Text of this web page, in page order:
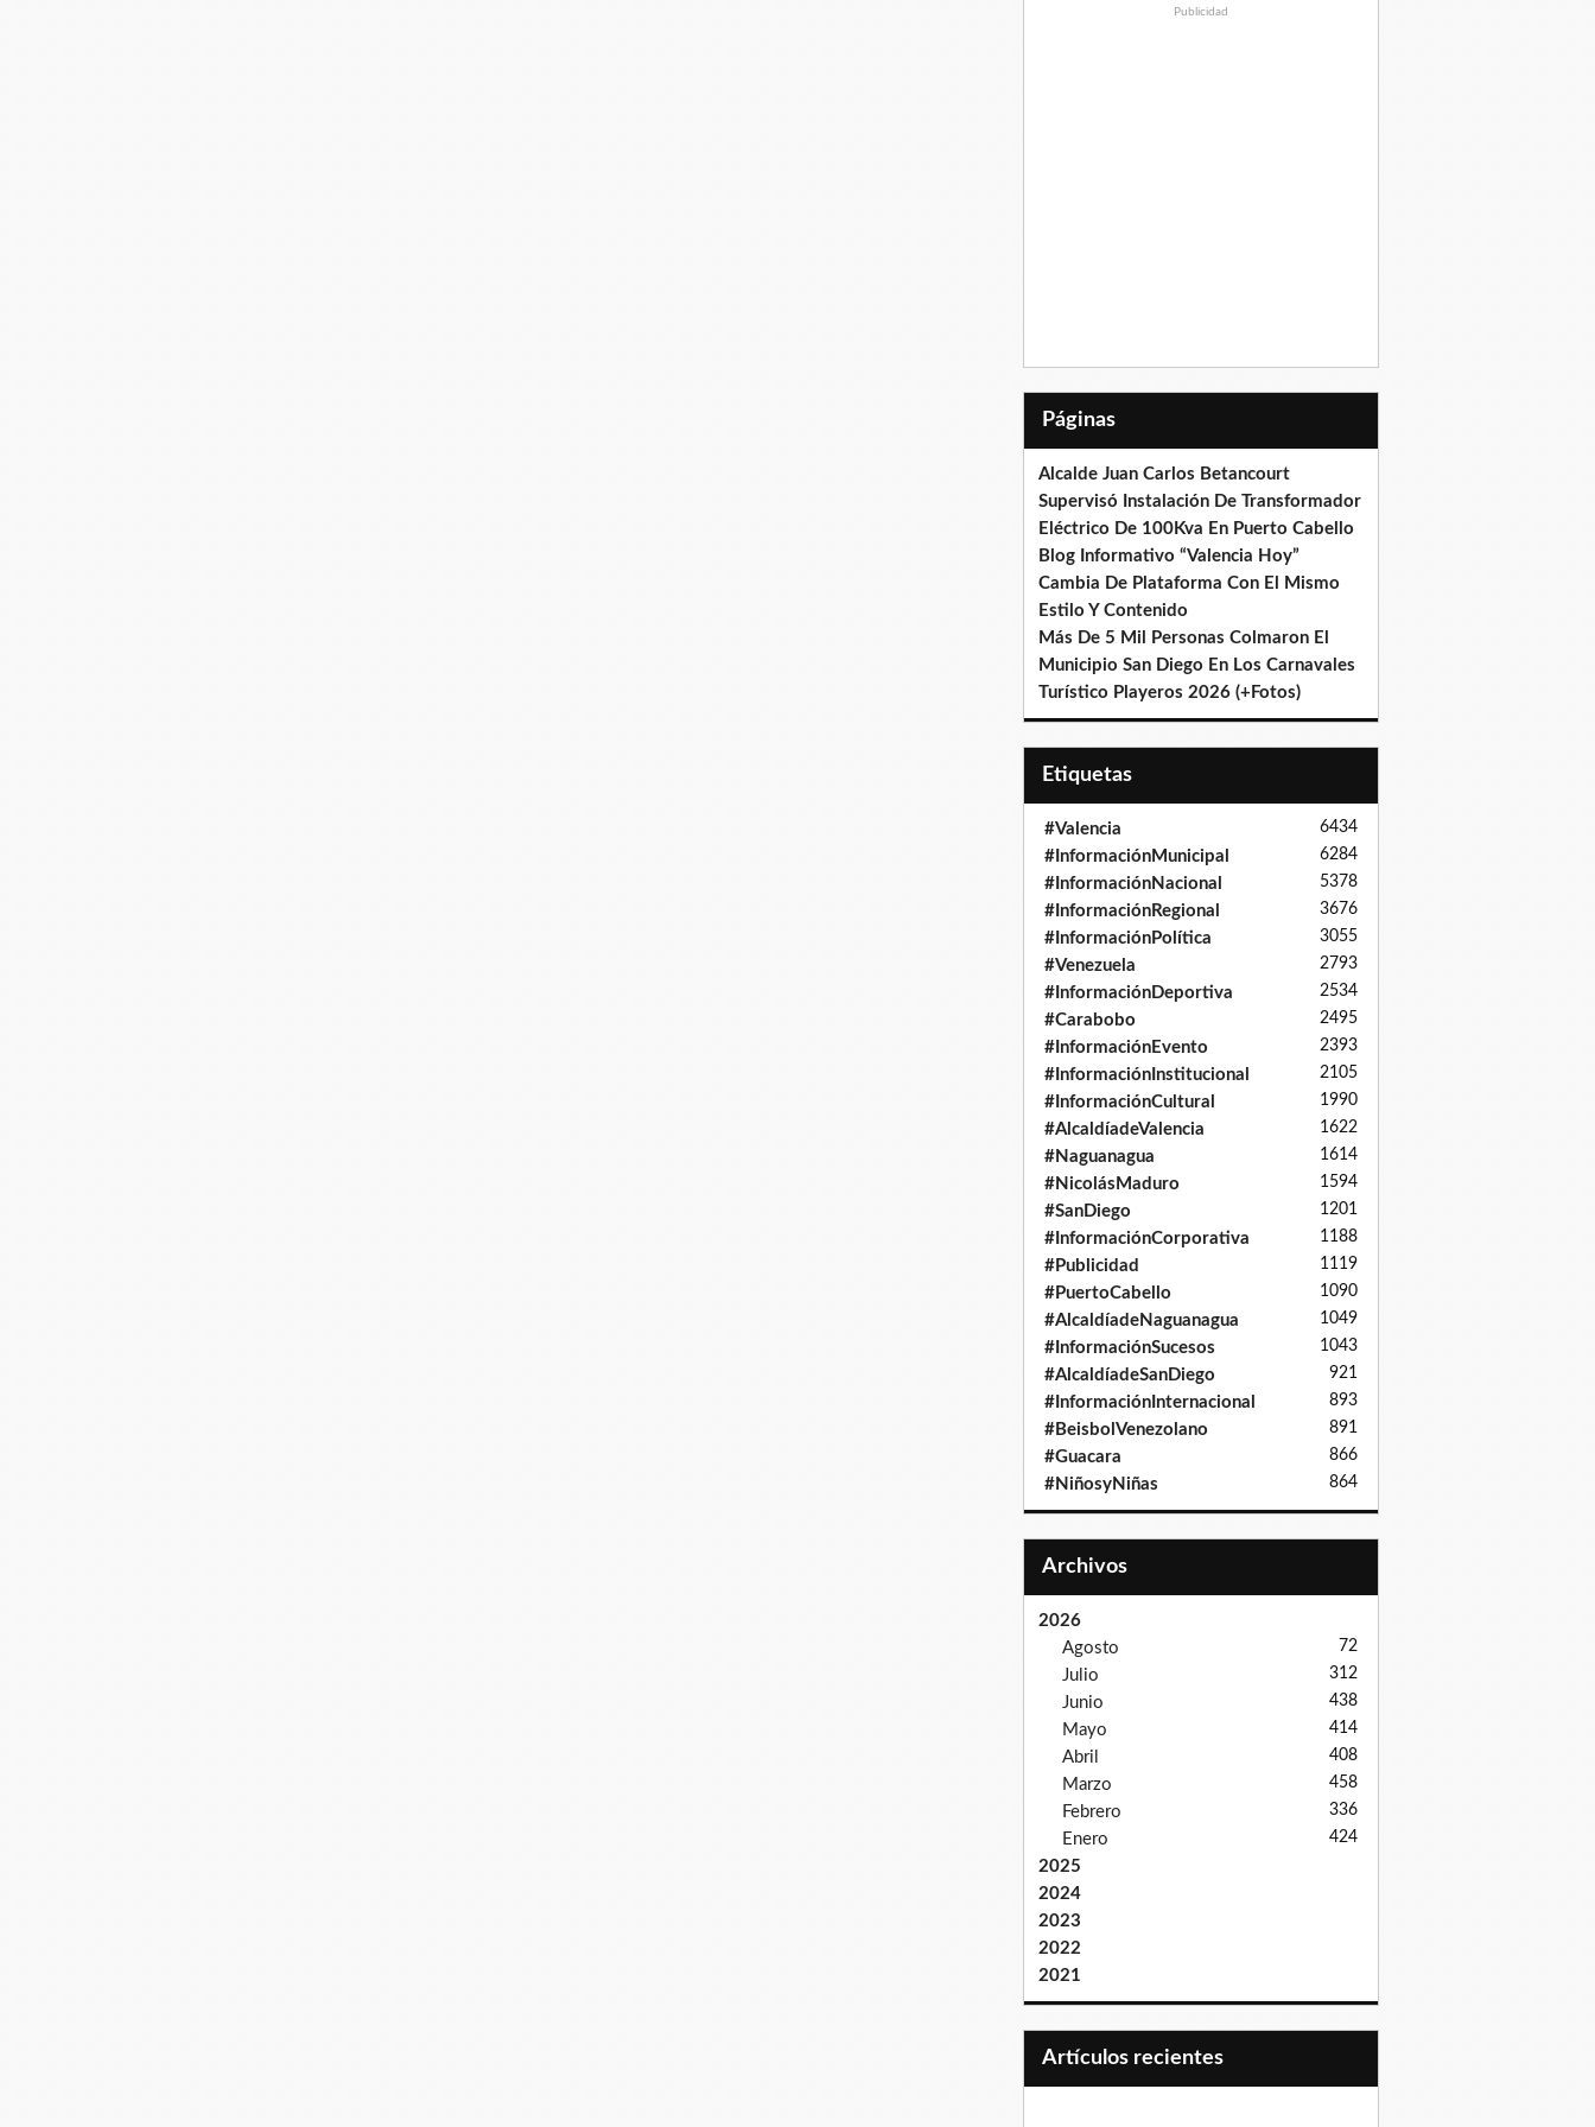
Publicidad
Páginas
Alcalde Juan Carlos Betancourt
Supervisó Instalación De Transformador
Eléctrico De 100Kva En Puerto Cabello
Blog Informativo “Valencia Hoy”
Cambia De Plataforma Con El Mismo
Estilo Y Contenido
Más De 5 Mil Personas Colmaron El
Municipio San Diego En Los Carnavales
Turístico Playeros 2026 (+Fotos)
Etiquetas
#Valencia 6434
#InformaciónMunicipal 6284
#InformaciónNacional 5378
#InformaciónRegional 3676
#InformaciónPolítica 3055
#Venezuela 2793
#InformaciónDeportiva 2534
#Carabobo 2495
#InformaciónEvento 2393
#InformaciónInstitucional 2105
#InformaciónCultural 1990
#AlcaldíadeValencia 1622
#Naguanagua 1614
#NicolásMaduro 1594
#SanDiego 1201
#InformaciónCorporativa 1188
#Publicidad 1119
#PuertoCabello 1090
#AlcaldíadeNaguanagua 1049
#InformaciónSucesos 1043
#AlcaldíadeSanDiego 921
#InformaciónInternacional 893
#BeisbolVenezolano 891
#Guacara 866
#NiñosyNiñas 864
Archivos
2026
Agosto
72
Julio 312
Junio 438
Mayo 414
Abril 408
Marzo 458
Febrero 336
Enero 424
2025
2024
2023
2022
2021
Artículos recientes